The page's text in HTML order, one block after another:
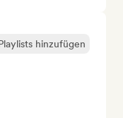
hinzufügen